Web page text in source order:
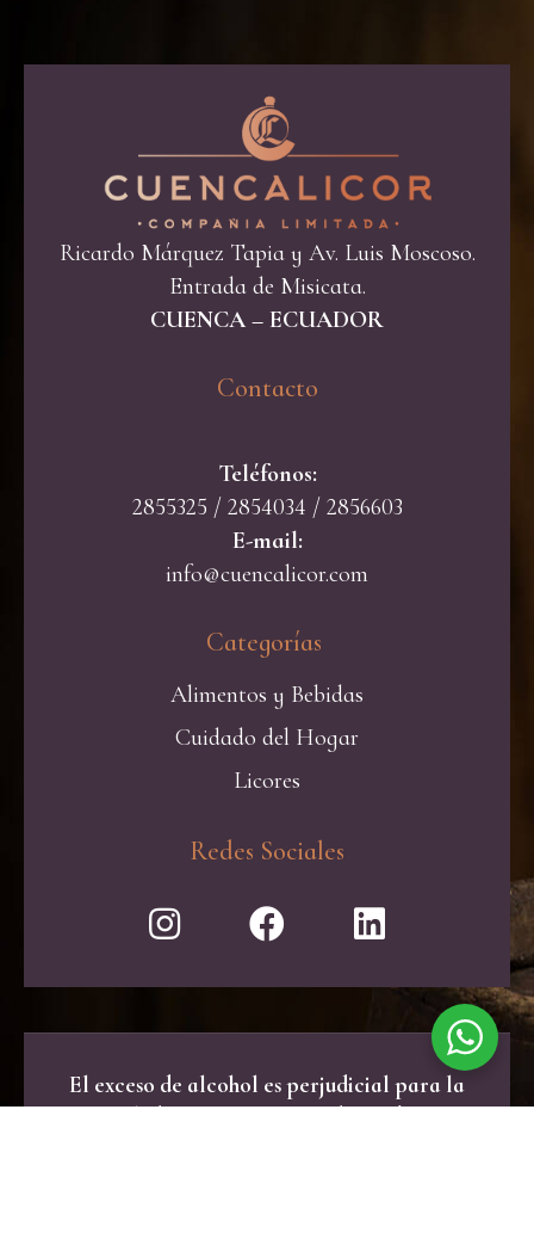
Ricardo Márquez Tapia y Av. Luis Moscoso.
Entrada de Misicata.
CUENCA – ECUADOR
Contacto​
Teléfonos:
2855325 / 2854034 / 2856603
E-mail:
info@cuencalicor.com
Categorías ​
Alimentos y Bebidas
Cuidado del Hogar
Licores
Redes Sociales
El exceso de alcohol es perjudicial para la
salud. Consume con moderación.